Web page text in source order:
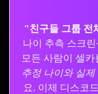
"친구들 그룹 전
나이 추측 스크
모든 사람이 셀
추정 나이와 실제
요. 이제 디스코